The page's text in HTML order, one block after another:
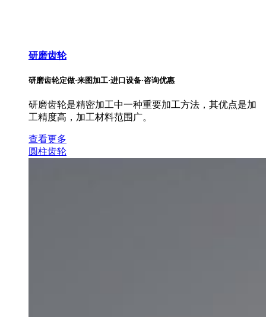
研磨齿轮
研磨齿轮定做·来图加工·进口设备·咨询优惠
研磨齿轮是精密加工中一种重要加工方法，其优点是加
工精度高，加工材料范围广。
查看更多
圆柱齿轮